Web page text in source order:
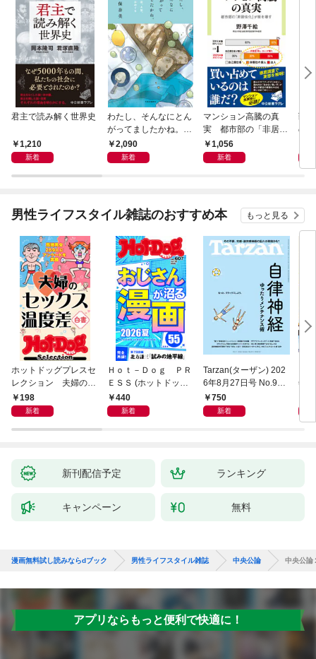
君主で読み解く世界史
1,210
新着
わたし、そんなにとん
がってましたかね。
獅子座、Ａ型、丙午は
めぐる
2,090
新着
マンション高騰の真
実 都市部の「非居住
化」が街を壊す
1,056
新着
戦
の
男性ライフスタイル雑誌のおすすめ本 もっと見る
ホットドッグプレスセ
レクション 夫婦のセ
ックス温度差白書
「大人のセックス白
６０６
198
新着
Ｈｏｔ－Ｄｏｇ ＰＲ
ＥＳＳ (ホットドッグ
プレス) ｎｏ．６０
７ おじさんが沼る漫
440
新着
Tarzan(ターザン) 202
6年8月27日号 No.931
[自律神経ゆったりメン
テナンス術]
750
新着
年9
新刊配信予定 ランキング
キャンペーン 無料
漫画無料試し読みならdブック 男性ライフスタイル雑誌 中央公論 中央公論
アプリならもっと便利で快適に！